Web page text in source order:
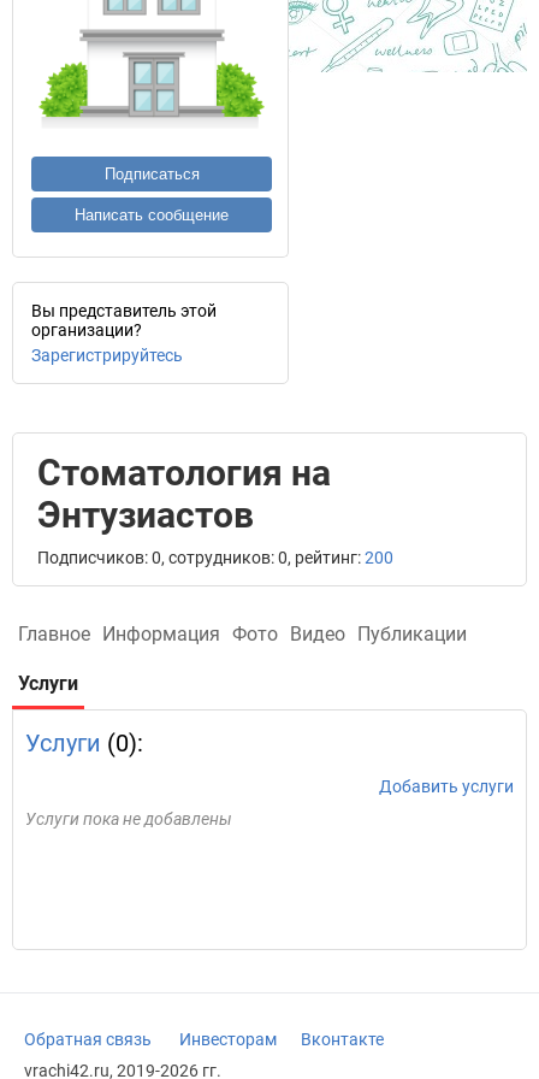
Подписаться
Написать сообщение
Вы представитель этой
организации?
Зарегистрируйтесь
Стоматология на
Энтузиастов
Подписчиков: 0, сотрудников: 0, рейтинг:200
Главное Информация Фото Видео Публикации
Услуги
Услуги (0):
Добавить услуги
Услуги пока не добавлены
Обратная связь Инвесторам
Вконтакте
vrachi42.ru, 2019-2026 гг.